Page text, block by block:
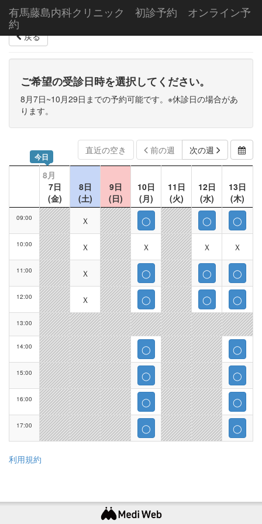
有馬藤島内科クリニック 初診予約 オンライン予
約
戻る
ご希望の受診日時を選択してください。
8月7日~10月29日までの予約可能です。※休診日の場合があ
ります。
直近の空き 前の週 次の週
今日
8月
7日
(金)
8日
(土)
9日
(日)
10日
(月)
11日
(火)
12日
(水)
13日
(木)
09:00 Ｘ ◯ ◯ ◯
10:00 Ｘ Ｘ Ｘ Ｘ
11:00 Ｘ ◯ ◯ ◯
12:00 Ｘ ◯ ◯ ◯
13:00
14:00 ◯ ◯
15:00 ◯ ◯
16:00 ◯ ◯
17:00 ◯ ◯
利用規約